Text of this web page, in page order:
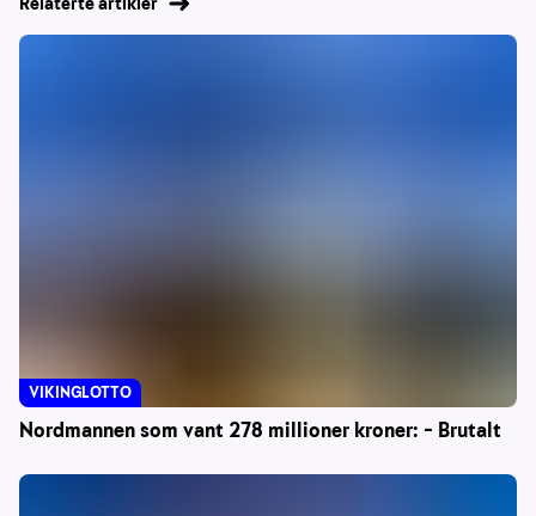
Nordmannen som vant 278 millioner kroner: – Brutalt
VIKINGLOTTO